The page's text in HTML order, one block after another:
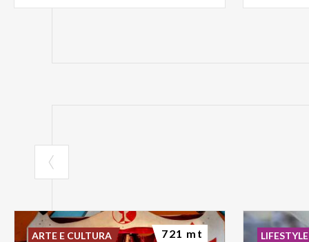
ARTE E CULTURA 721 mt LIFESTYLE